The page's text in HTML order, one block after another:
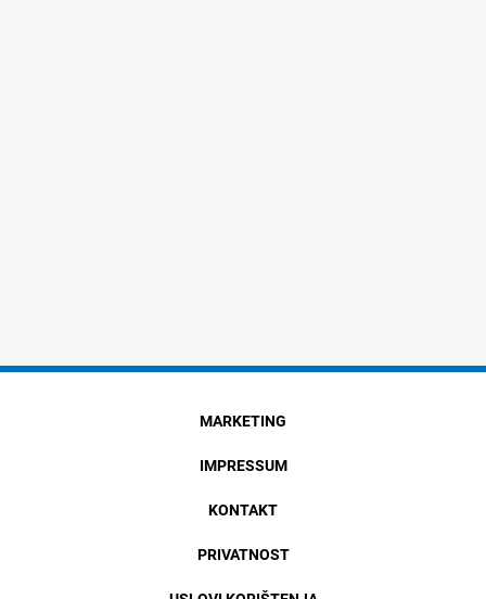
MARKETING
IMPRESSUM
KONTAKT
PRIVATNOST